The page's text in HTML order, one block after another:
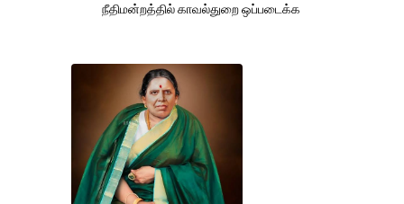
நீதிமன்றத்தில் காவல்துறை ஒப்படைக்க